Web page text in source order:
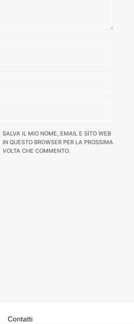
SALVA IL MIO NOME, EMAIL E SITO WEB
IN QUESTO BROWSER PER LA PROSSIMA
VOLTA CHE COMMENTO.
Contatti